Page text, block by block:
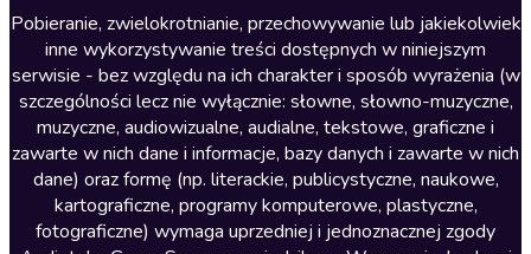
Literatura anglojęzyczna
Literatura faktu
Literatura obyczajowa
Literatura piękna obca
Literatura piękna polska
Nagrania relaksacyjne
Pobieranie, zwielokrotnianie, przechowywanie lub jakiekolwiek
inne wykorzystywanie treści dostępnych w niniejszym
serwisie - bez względu na ich charakter i sposób wyrażenia (w
szczególności lecz nie wyłącznie: słowne, słowno-muzyczne,
muzyczne, audiowizualne, audialne, tekstowe, graficzne i
zawarte w nich dane i informacje, bazy danych i zawarte w nich
dane) oraz formę (np. literackie, publicystyczne, naukowe,
kartograficzne, programy komputerowe, plastyczne,
fotograficzne) wymaga uprzedniej i jednoznacznej zgody